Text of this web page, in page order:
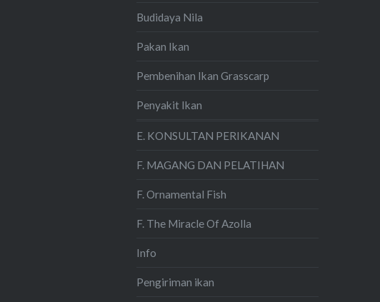
Budidaya Nila
Pakan Ikan
Pembenihan Ikan Grasscarp
Penyakit Ikan
E. KONSULTAN PERIKANAN
F. MAGANG DAN PELATIHAN
F. Ornamental Fish
F. The Miracle Of Azolla
Info
Pengiriman ikan